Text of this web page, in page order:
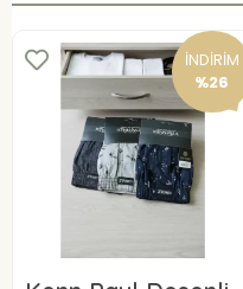
İNDİRİM
%26